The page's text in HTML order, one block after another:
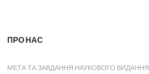
ПРО НАС
МЕТА ТА ЗАВДАННЯ НАУКОВОГО ВИДАННЯ